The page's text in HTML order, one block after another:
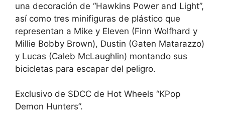
una decoración de “Hawkins Power and Light”,
así como tres minifiguras de plástico que
representan a Mike y Eleven (Finn Wolfhard y
Millie Bobby Brown), Dustin (Gaten Matarazzo)
y Lucas (Caleb McLaughlin) montando sus
bicicletas para escapar del peligro.
Exclusivo de SDCC de Hot Wheels “KPop
Demon Hunters”.